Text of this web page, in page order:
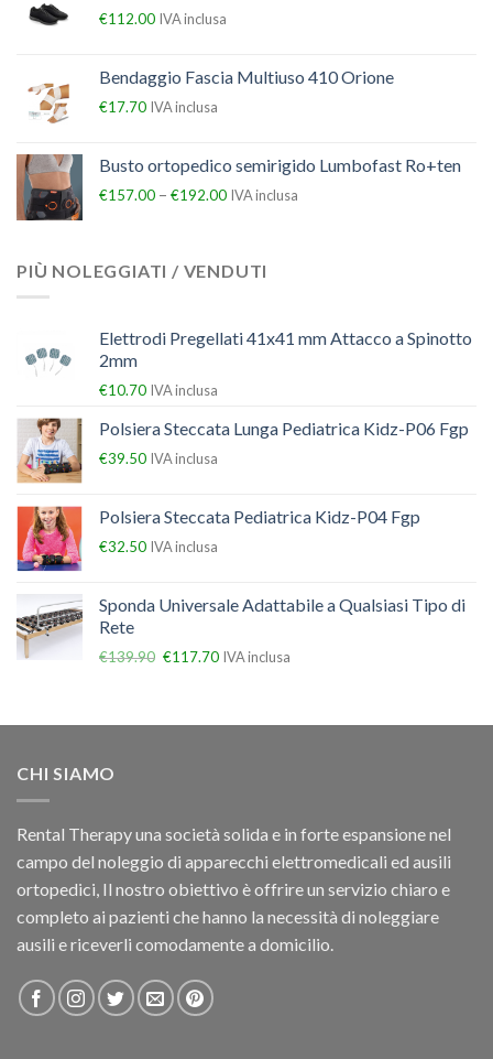
€112.00 IVA inclusa
Bendaggio Fascia Multiuso 410 Orione
€17.70 IVA inclusa
Busto ortopedico semirigido Lumbofast Ro+ten
€157.00 – €192.00 IVA inclusa
PIÙ NOLEGGIATI / VENDUTI
Elettrodi Pregellati 41x41 mm Attacco a Spinotto
2mm
€10.70 IVA inclusa
Polsiera Steccata Lunga Pediatrica Kidz-P06 Fgp
€39.50 IVA inclusa
Polsiera Steccata Pediatrica Kidz-P04 Fgp
€32.50 IVA inclusa
Sponda Universale Adattabile a Qualsiasi Tipo di
Rete
€139.90 €117.70 IVA inclusa
CHI SIAMO
Rental Therapy una società solida e in forte espansione nel
campo del noleggio di apparecchi elettromedicali ed ausili
ortopedici, Il nostro obiettivo è offrire un servizio chiaro e
completo ai pazienti che hanno la necessità di noleggiare
ausili e riceverli comodamente a domicilio.